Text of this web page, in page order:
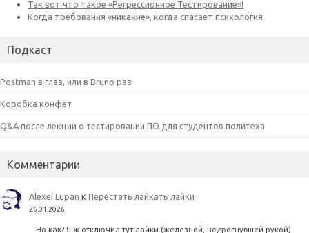
Подкаст
Postman в глаз, или в Bruno раз
Коробка конфет
Q&A после лекции о тестировании ПО для студентов политеха
Комментарии
Alexei Lupan кПерестать лайкать лайки
26.01.2026
Но как? Я ж отключил тут лайки (железной, недрогнувшей рукой).